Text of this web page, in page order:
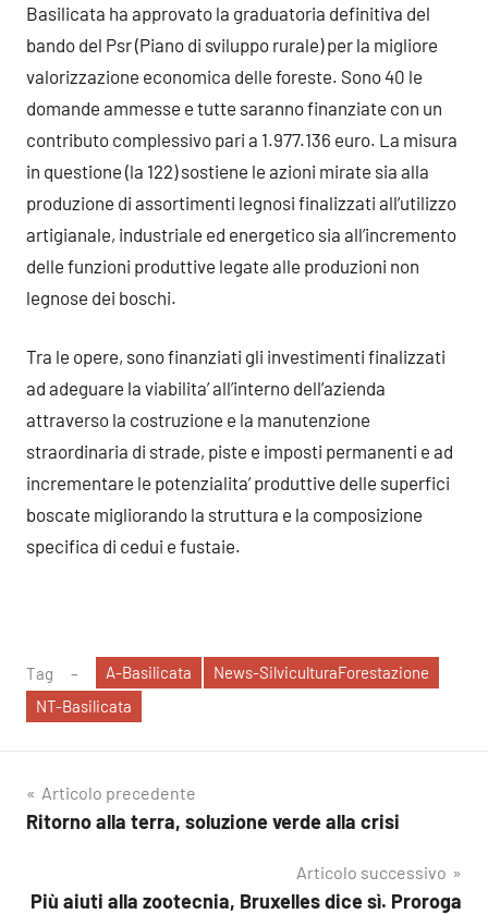
Basilicata ha approvato la graduatoria definitiva del
bando del Psr (Piano di sviluppo rurale) per la migliore
valorizzazione economica delle foreste. Sono 40 le
domande ammesse e tutte saranno finanziate con un
contributo complessivo pari a 1.977.136 euro. La misura
in questione (la 122) sostiene le azioni mirate sia alla
produzione di assortimenti legnosi finalizzati all’utilizzo
artigianale, industriale ed energetico sia all’incremento
delle funzioni produttive legate alle produzioni non
legnose dei boschi.
Tra le opere, sono finanziati gli investimenti finalizzati
ad adeguare la viabilita’ all’interno dell’azienda
attraverso la costruzione e la manutenzione
straordinaria di strade, piste e imposti permanenti e ad
incrementare le potenzialita’ produttive delle superfici
boscate migliorando la struttura e la composizione
specifica di cedui e fustaie.
Tag A-Basilicata
News-SilviculturaForestazione
NT-Basilicata
Navigazione
articoli
Articolo precedente
Ritorno alla terra, soluzione verde alla crisi
Articolo successivo
Più aiuti alla zootecnia, Bruxelles dice sì. Proroga